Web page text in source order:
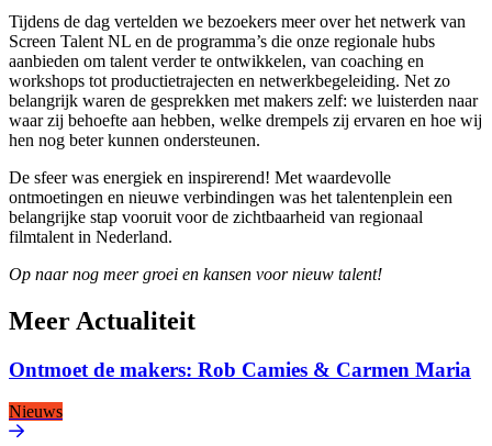
Tijdens de dag vertelden we bezoekers meer over het netwerk van
Screen Talent NL en de programma’s die onze regionale hubs
aanbieden om talent verder te ontwikkelen, van coaching en
workshops tot productietrajecten en netwerkbegeleiding. Net zo
belangrijk waren de gesprekken met makers zelf: we luisterden naar
waar zij behoefte aan hebben, welke drempels zij ervaren en hoe wij
hen nog beter kunnen ondersteunen.
De sfeer was energiek en inspirerend! Met waardevolle
ontmoetingen en nieuwe verbindingen was het talentenplein een
belangrijke stap vooruit voor de zichtbaarheid van regionaal
filmtalent in Nederland.
Op naar nog meer groei en kansen voor nieuw talent!
Meer Actualiteit
Ontmoet de makers: Rob Camies & Carmen Maria
Nieuws